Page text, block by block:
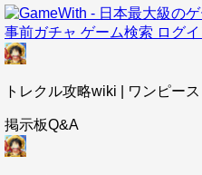
事前ガチャ ゲーム検索 ログ
トレクル攻略wiki | ワンピー
掲示板Q&A